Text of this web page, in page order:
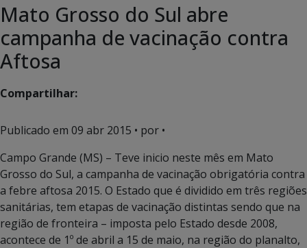
Mato Grosso do Sul abre
campanha de vacinação contra
Aftosa
Compartilhar:
Publicado em 09 abr 2015 • por •
Campo Grande (MS) – Teve inicio neste mês em Mato
Grosso do Sul, a campanha de vacinação obrigatória contra
a febre aftosa 2015. O Estado que é dividido em três regiões
sanitárias, tem etapas de vacinação distintas sendo que na
região de fronteira – imposta pelo Estado desde 2008,
acontece de 1º de abril a 15 de maio, na região do planalto,